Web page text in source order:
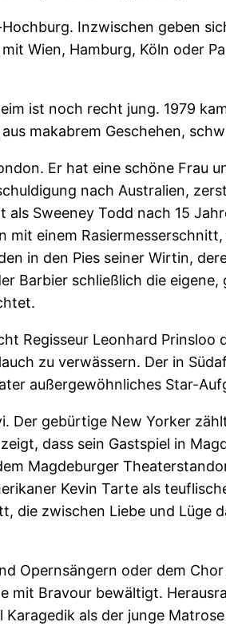
Inzwischen geben
Wien, Hamburg, Köln oder
ist noch recht jung. 1979
makabrem Geschehen,
Er hat eine schöne Frau
nach Australien,
Sweeney Todd nach 15
einem
in den Pies seiner Wirtin,
Barbier schließlich die
Regisseur Leonhard Prinsloo
zu verwässern. Der in
außergewöhnliches Star-
Der gebürtige New Yorker
dass sein Gastspiel in
Magdeburger
Kevin Tarte als
die zwischen Liebe und Lüge
Opernsängern oder dem
mit Bravour bewältigt.
als der junge